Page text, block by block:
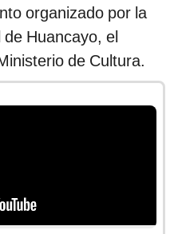
organizado por la
Huancayo, el
de Cultura.